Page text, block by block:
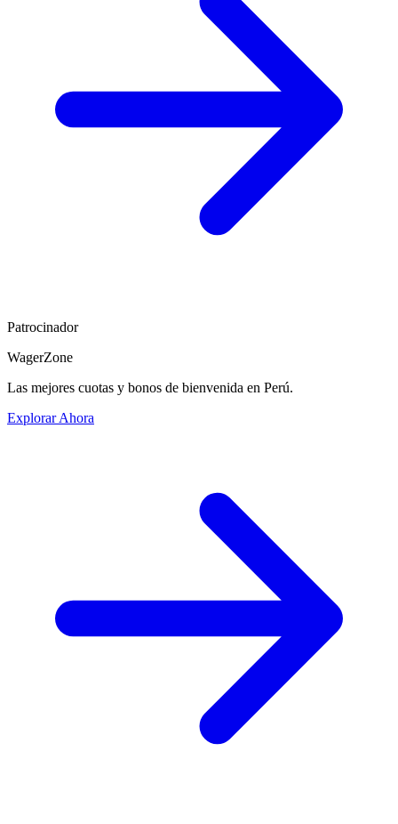
Patrocinador
WagerZone
Las mejores cuotas y bonos de bienvenida en Perú.
Explorar Ahora